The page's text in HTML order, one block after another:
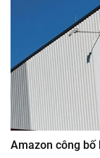
Amazon công bố